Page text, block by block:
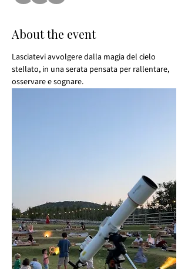
About the event
Lasciatevi avvolgere dalla magia del cielo
stellato, in una serata pensata per rallentare,
osservare e sognare.